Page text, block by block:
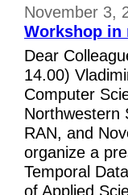
November 3,
Workshop in
Dear
14.00)
Computer
Northwestern
RAN, and
organize a
Temporal
of Applied